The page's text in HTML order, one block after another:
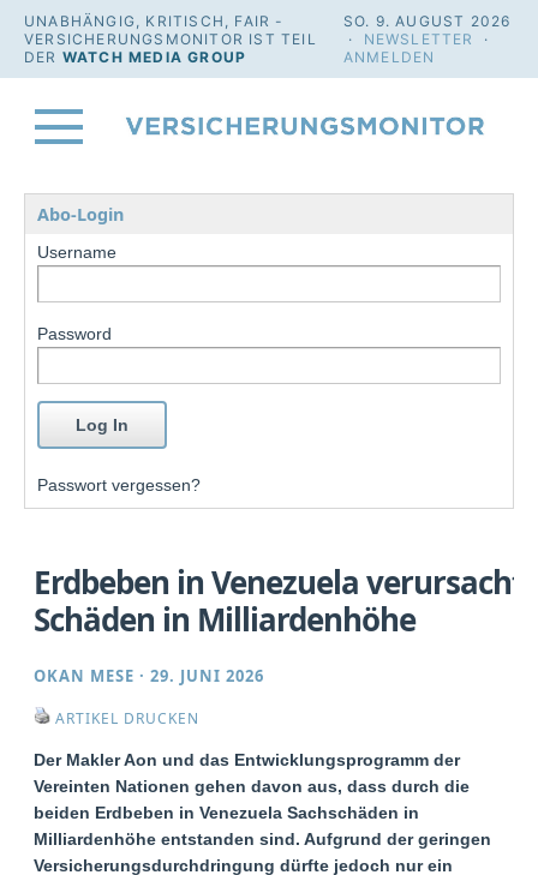
UNABHÄNGIG, KRITISCH, FAIR -
VERSICHERUNGSMONITOR IST TEIL
DER WATCH MEDIA GROUP
SO. 9. AUGUST 2026
· NEWSLETTER
·
ANMELDEN
Abo-Login
Username
Password
Passwort vergessen?
Erdbeben in Venezuela verursacht
Schäden in Milliardenhöhe
OKAN MESE ·29. JUNI 2026
ARTIKEL DRUCKEN
Der Makler Aon und das Entwicklungsprogramm der
Vereinten Nationen gehen davon aus, dass durch die
beiden Erdbeben in Venezuela Sachschäden in
Milliardenhöhe entstanden sind. Aufgrund der geringen
Versicherungsdurchdringung dürfte jedoch nur ein